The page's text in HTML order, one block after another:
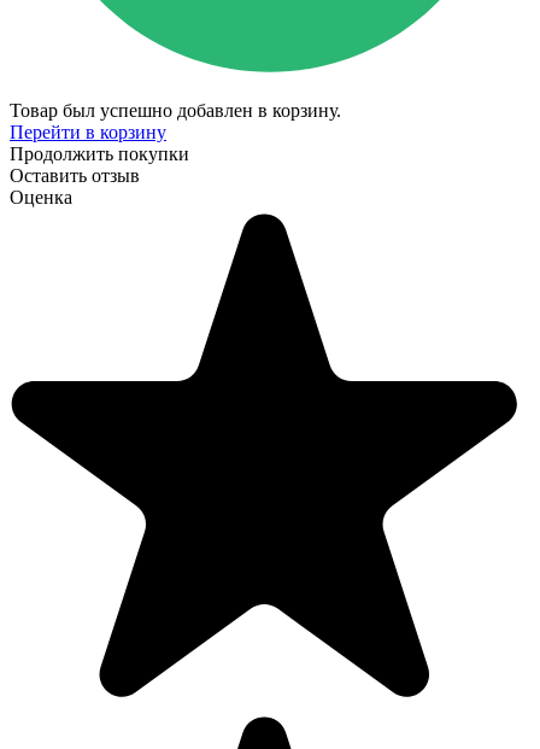
Товар был успешно добавлен в корзину.
Перейти в корзину
Продолжить покупки
Оставить отзыв
Оценка